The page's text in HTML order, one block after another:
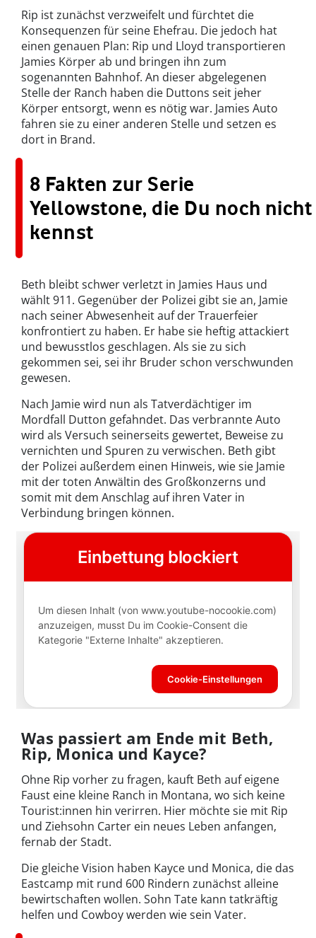
Rip ist zunächst verzweifelt und fürchtet die
Konsequenzen für seine Ehefrau. Die jedoch hat
einen genauen Plan: Rip und Lloyd transportieren
Jamies Körper ab und bringen ihn zum
sogenannten Bahnhof. An dieser abgelegenen
Stelle der Ranch haben die Duttons seit jeher
Körper entsorgt, wenn es nötig war. Jamies Auto
fahren sie zu einer anderen Stelle und setzen es
dort in Brand.
8 Fakten zur Serie
Yellowstone, die Du noch nicht
kennst
Beth bleibt schwer verletzt in Jamies Haus und
wählt 911. Gegenüber der Polizei gibt sie an, Jamie
nach seiner Abwesenheit auf der Trauerfeier
konfrontiert zu haben. Er habe sie heftig attackiert
und bewusstlos geschlagen. Als sie zu sich
gekommen sei, sei ihr Bruder schon verschwunden
gewesen.
Nach Jamie wird nun als Tatverdächtiger im
Mordfall Dutton gefahndet. Das verbrannte Auto
wird als Versuch seinerseits gewertet, Beweise zu
vernichten und Spuren zu verwischen. Beth gibt
der Polizei außerdem einen Hinweis, wie sie Jamie
mit der toten Anwältin des Großkonzerns und
somit mit dem Anschlag auf ihren Vater in
Verbindung bringen können.
Was passiert am Ende mit Beth,
Rip, Monica und Kayce?
Ohne Rip vorher zu fragen, kauft Beth auf eigene
Faust eine kleine Ranch in Montana, wo sich keine
Tourist:innen hin verirren. Hier möchte sie mit Rip
und Ziehsohn Carter ein neues Leben anfangen,
fernab der Stadt.
Die gleiche Vision haben Kayce und Monica, die das
Eastcamp mit rund 600 Rindern zunächst alleine
bewirtschaften wollen. Sohn Tate kann tatkräftig
helfen und Cowboy werden wie sein Vater.